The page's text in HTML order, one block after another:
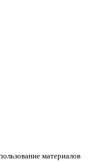
материалов